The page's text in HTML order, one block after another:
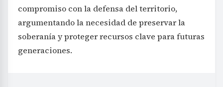
compromiso con la defensa del territorio,
argumentando la necesidad de preservar la
soberanía y proteger recursos clave para futuras
generaciones.